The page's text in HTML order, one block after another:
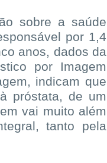
sobre a saúde
por 1,4
anos, dados da
por Imagem
indicam que
próstata, de um
vai muito além
tanto pela